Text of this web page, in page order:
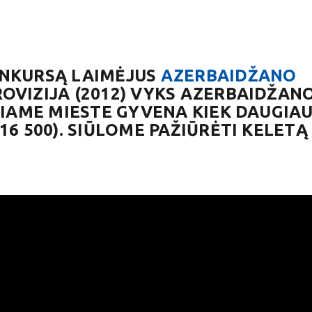
LAIMĖJUS AZERBAIDŽANO
(2012) VYKS
MIESTE GYVENA KIEK
500). SIŪLOME PAŽIŪRĖTI KELETĄ